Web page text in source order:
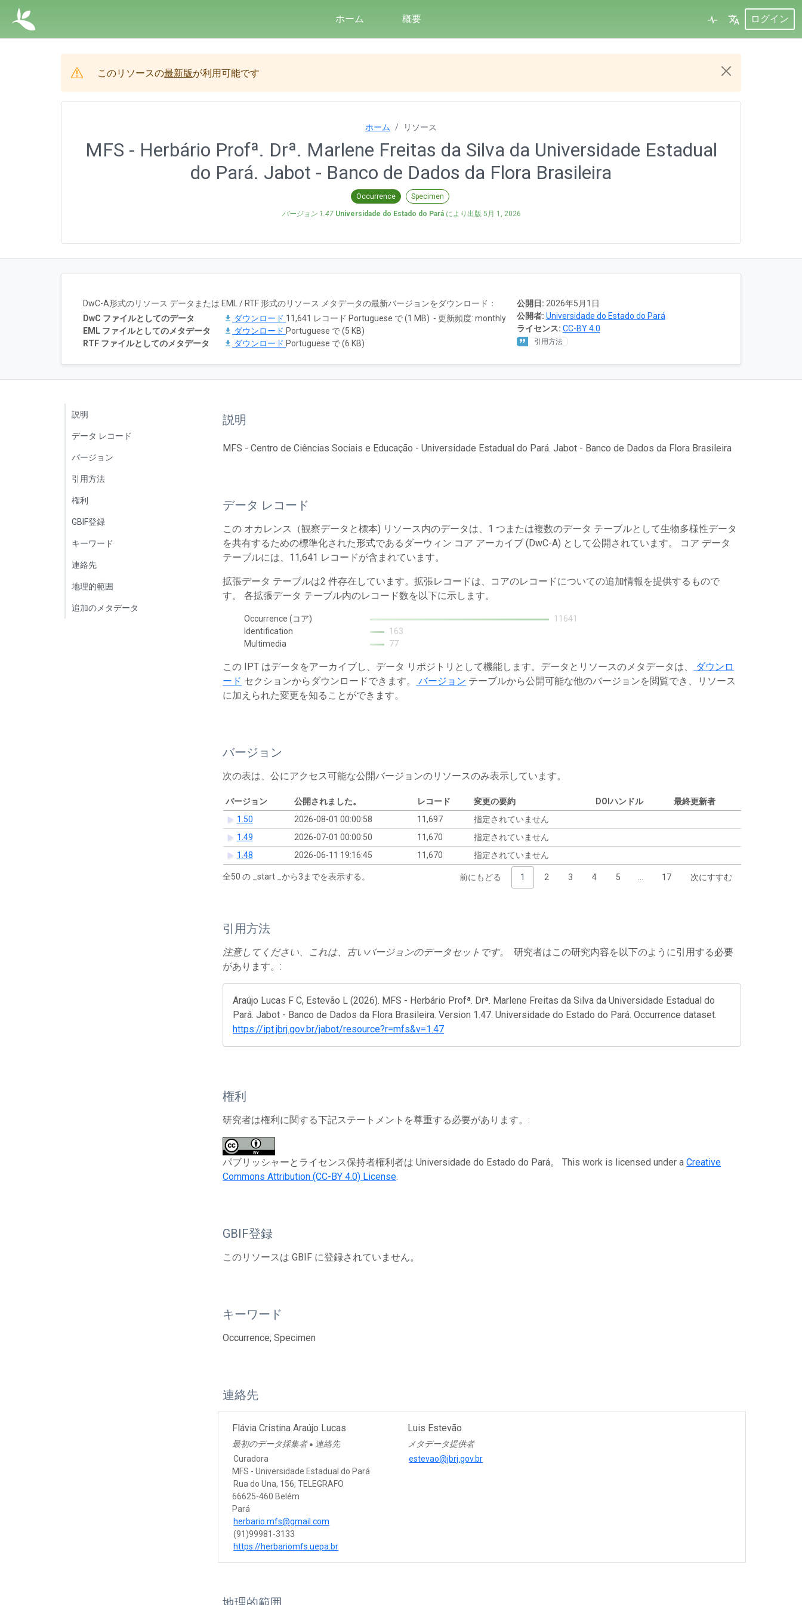
ホーム 概要 ログイン
このリソースの最新版が利用可能です
ホーム リソース
MFS - Herbário Profª. Drª. Marlene Freitas da Silva da Universidade Estadual
do Pará. Jabot - Banco de Dados da Flora Brasileira
Occurrence Specimen
バージョン 1.47 Universidade do Estado do Paráにより出版 5月 1, 2026
公開日: 2026年5月1日
公開者: Universidade do Estado do Pará
ライセンス: CC-BY 4.0
引用方法
DwC-A形式のリソース データまたは EML / RTF 形式のリソース メタデータの最新バージョンをダウンロード：
DwC ファイルとしてのデータ
ダウンロード 11,641 レコード Portuguese で (1 MB) - 更新頻度: monthly
EML ファイルとしてのメタデータ
ダウンロード Portuguese で (5 KB)
RTF ファイルとしてのメタデータ
ダウンロード Portuguese で (6 KB)
説明
データ レコード
バージョン
引用方法
権利
GBIF登録
キーワード
連絡先
地理的範囲
追加のメタデータ
説明
MFS - Centro de Ciências Sociais e Educação - Universidade Estadual do Pará. Jabot - Banco de Dados da Flora Brasileira
データ レコード
この オカレンス（観察データと標本) リソース内のデータは、1 つまたは複数のデータ テーブルとして生物多様性データ
を共有するための標準化された形式であるダーウィン コア アーカイブ (DwC-A) として公開されています。 コア データ
テーブルには、11,641 レコードが含まれています。
拡張データ テーブルは2 件存在しています。拡張レコードは、コアのレコードについての追加情報を提供するもので
す。 各拡張データ テーブル内のレコード数を以下に示します。
Occurrence (コア)
11641
Identification
163
Multimedia
77
この IPT はデータをアーカイブし、データ リポジトリとして機能します。データとリソースのメタデータは、
ダウンロ
ード セクションからダウンロードできます。 バージョン テーブルから公開可能な他のバージョンを閲覧でき、リソース
に加えられた変更を知ることができます。
バージョン
次の表は、公にアクセス可能な公開バージョンのリソースのみ表示しています。
バージョン 公開されました。 レコード 変更の要約 DOIハンドル
最終更新者
1.50
2026-08-01 00:00:58 11,697
指定されていません
1.49
2026-07-01 00:00:50 11,670
指定されていません
1.48
2026-06-11 19:16:45 11,670 指定されていません
全50 の _start _から3までを表示する。 前にもどる 1 2 3 4 5 … 17 次にすすむ
引用方法
注意してください、これは、古いバージョンのデータセットです。
研究者はこの研究内容を以下のように引用する必要
があります。:
Araújo Lucas F C, Estevão L (2026). MFS - Herbário Profª. Drª. Marlene Freitas da Silva da Universidade Estadual do
Pará. Jabot - Banco de Dados da Flora Brasileira. Version 1.47. Universidade do Estado do Pará. Occurrence dataset.
https://ipt.jbrj.gov.br/jabot/resource?r=mfs&v=1.47
権利
研究者は権利に関する下記ステートメントを尊重する必要があります。:
パブリッシャーとライセンス保持者権利者は Universidade do Estado do Pará。 This work is licensed under aCreative
Commons Attribution (CC-BY 4.0) License.
GBIF登録
このリソースは GBIF に登録されていません。
キーワード
Occurrence; Specimen
連絡先
Flávia Cristina Araújo Lucas
最初のデータ採集者 ● 連絡先
Curadora
MFS - Universidade Estadual do Pará
Rua do Una, 156, TELEGRAFO
66625-460 Belém
Pará
herbario.mfs@gmail.com
(91)99981-3133
https://herbariomfs.uepa.br
Luis Estevão
メタデータ提供者
estevao@jbrj.gov.br